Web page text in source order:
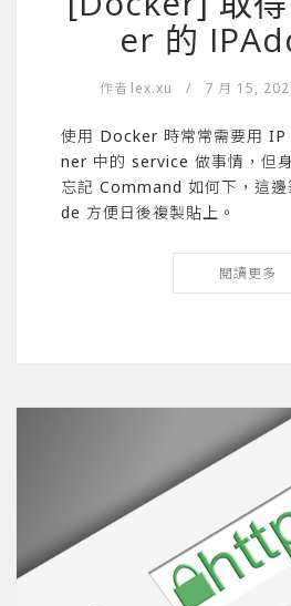
er 的
作者 lex.xu / 7 月 15,
使用 Docker 時常常需要用
ner 中的 service 做事情，但
忘記 Command 如何下，這
de 方便日後複製貼上。
閱讀更多